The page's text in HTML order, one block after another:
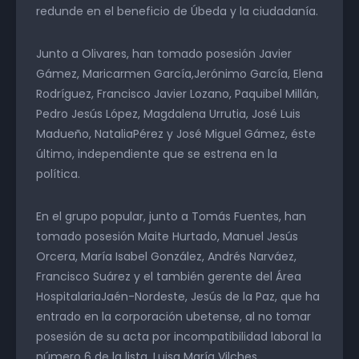
redunde en el beneficio de Úbeda y la ciudadanía.
Junto a Olivares, han tomado posesión Javier
Gámez, Maricarmen García,Jerónimo García, Elena
Rodríguez, Francisco Javier Lozano, Paquibel Millán,
Pedro Jesús López, Magdalena Urrutia, José Luis
Madueño, NataliaPérez y José Miguel Gámez, éste
último, independiente que se estrena en la
política.
En el grupo popular, junto a Tomás Fuentes, han
tomado posesión Maite Hurtado, Manuel Jesús
Orcera, María Isabel González, Andrés Narváez,
Francisco Suárez y el también gerente del Área
HospitalariaJaén-Nordeste, Jesús de la Paz, que ha
entrado en la corporación ubetense, al no tomar
posesión de su acta por incompatibilidad laboral la